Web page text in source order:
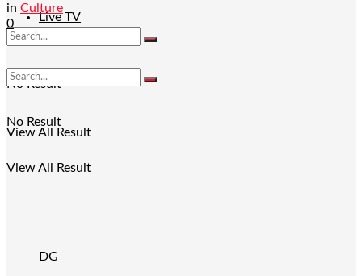
No Result
View All Result
Live TV
No Result
View All Result
in Culture
0
DG